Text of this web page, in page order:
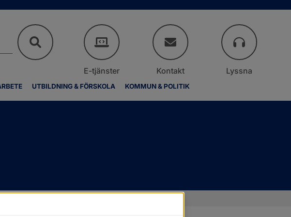
UTBILDNING & FÖRSKOLA KOMMUN & POLITIK
E-tjänster Kontakt Lyssna